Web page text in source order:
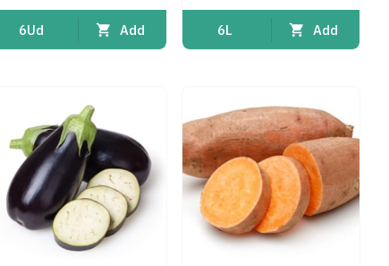
6Ud Add 6L Add